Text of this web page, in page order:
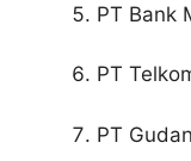
PT Bank
PT
PT